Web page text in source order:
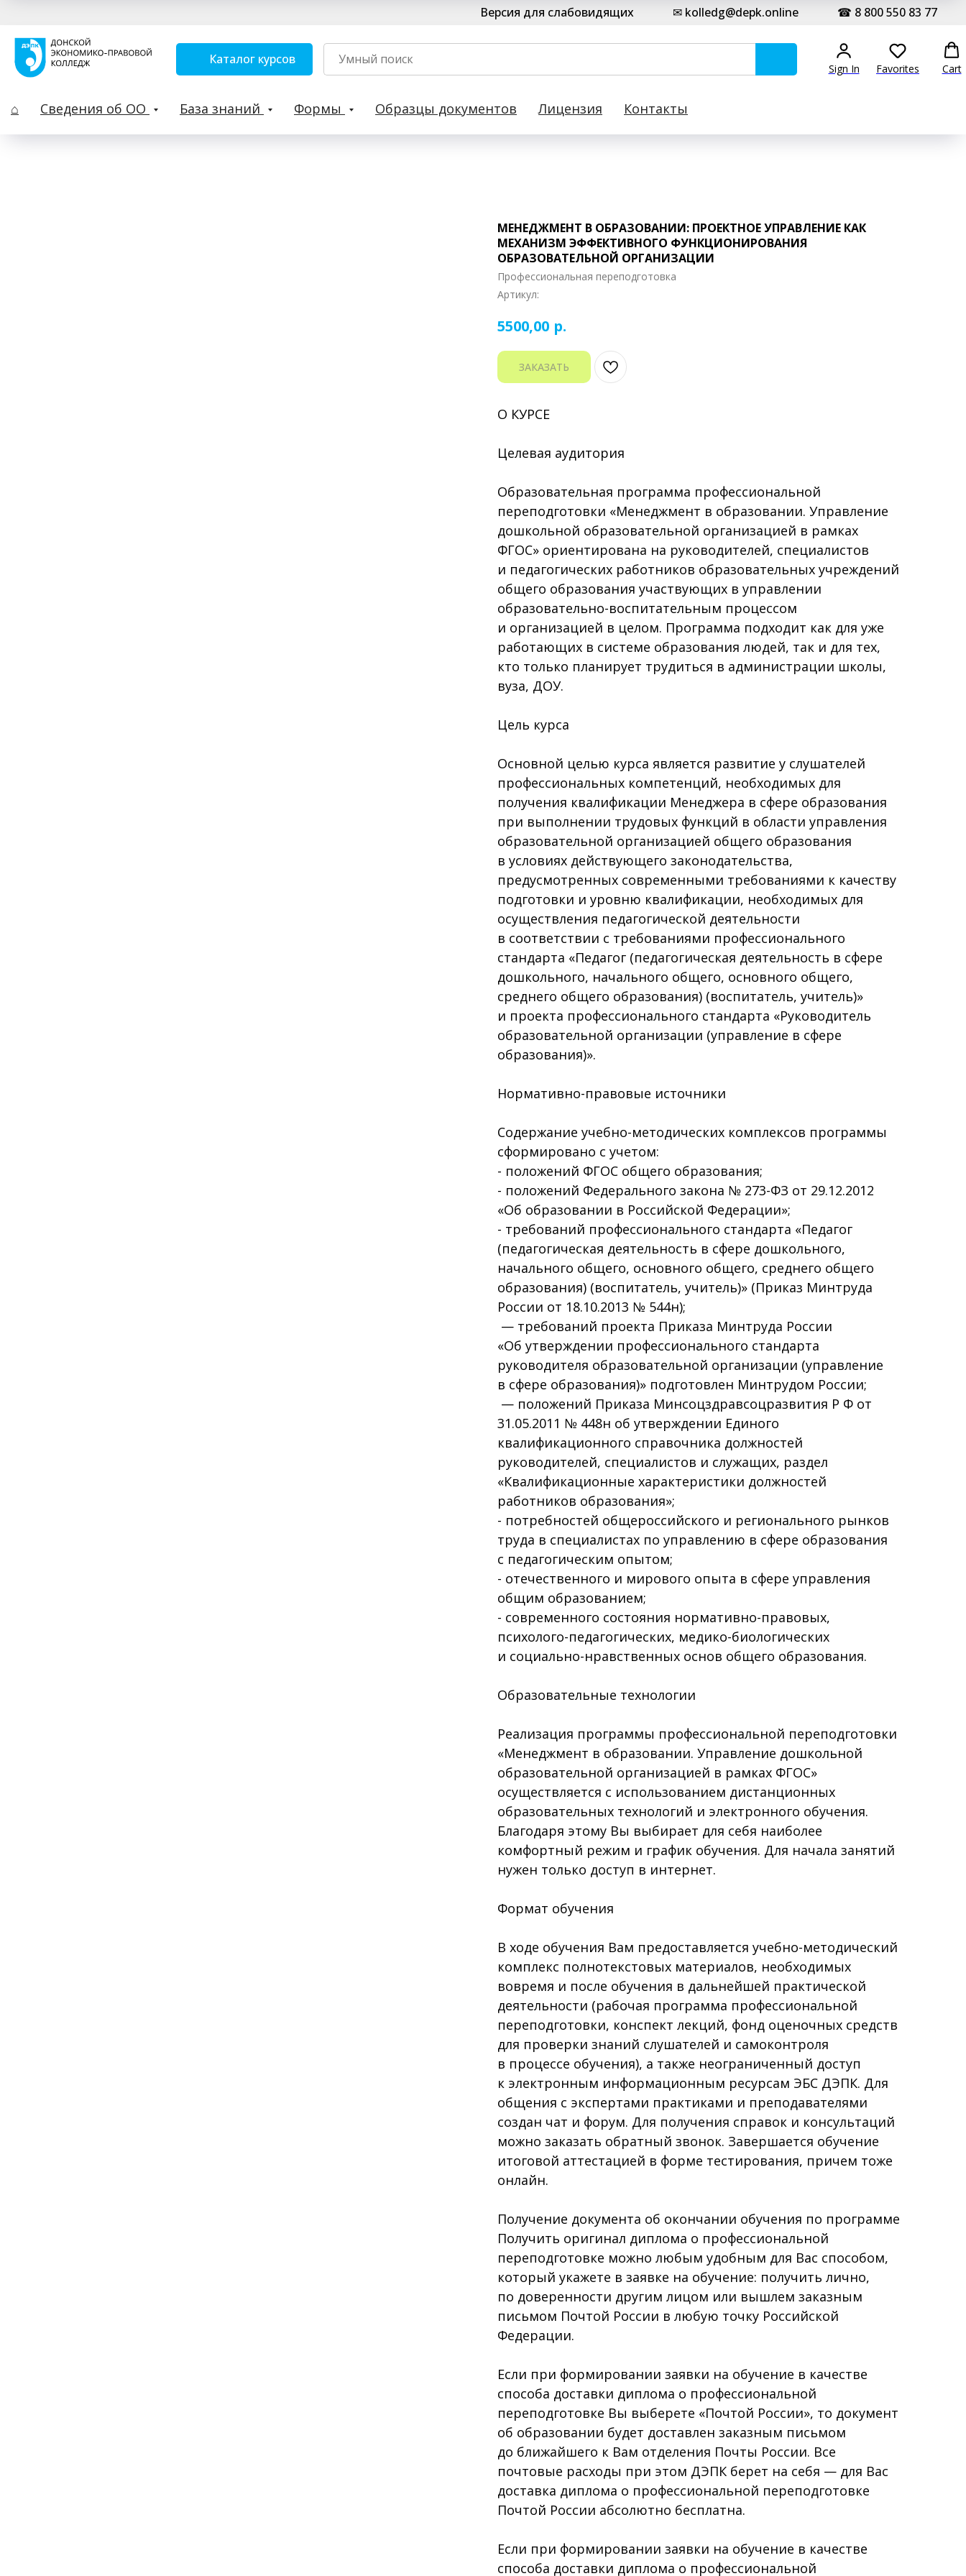
Версия для слабовидящих ✉ kolledg@depk.online ☎ 8 800 550 83 77
Каталог курсов
Sign In Favorites Cart
⌂ Сведения об ОО База знаний Формы Образцы документов Лицензия Контакты
МЕНЕДЖМЕНТ В ОБРАЗОВАНИИ: ПРОЕКТНОЕ УПРАВЛЕНИЕ КАК
МЕХАНИЗМ ЭФФЕКТИВНОГО ФУНКЦИОНИРОВАНИЯ
ОБРАЗОВАТЕЛЬНОЙ ОРГАНИЗАЦИИ
Профессиональная переподготовка
Артикул:
5500,00 р.
ЗАКАЗАТЬ
О КУРСЕ
Целевая аудитория
Образовательная программа профессиональной
переподготовки «Менеджмент в образовании. Управление
дошкольной образовательной организацией в рамках
ФГОС» ориентирована на руководителей, специалистов
и педагогических работников образовательных учреждений
общего образования участвующих в управлении
образовательно-воспитательным процессом
и организацией в целом. Программа подходит как для уже
работающих в системе образования людей, так и для тех,
кто только планирует трудиться в администрации школы,
вуза, ДОУ.
Цель курса
Основной целью курса является развитие у слушателей
профессиональных компетенций, необходимых для
получения квалификации Менеджера в сфере образования
при выполнении трудовых функций в области управления
образовательной организацией общего образования
в условиях действующего законодательства,
предусмотренных современными требованиями к качеству
подготовки и уровню квалификации, необходимых для
осуществления педагогической деятельности
в соответствии с требованиями профессионального
стандарта «Педагог (педагогическая деятельность в сфере
дошкольного, начального общего, основного общего,
среднего общего образования) (воспитатель, учитель)»
и проекта профессионального стандарта «Руководитель
образовательной организации (управление в сфере
образования)».
Нормативно-правовые источники
Содержание учебно-методических комплексов программы
сформировано с учетом:
- положений ФГОС общего образования;
- положений Федерального закона № 273-ФЗ от 29.12.2012
«Об образовании в Российской Федерации»;
- требований профессионального стандарта «Педагог
(педагогическая деятельность в сфере дошкольного,
начального общего, основного общего, среднего общего
образования) (воспитатель, учитель)» (Приказ Минтруда
России от 18.10.2013 № 544н);
— требований проекта Приказа Минтруда России
«Об утверждении профессионального стандарта
руководителя образовательной организации (управление
в сфере образования)» подготовлен Минтрудом России;
— положений Приказа Минсоцздравсоцразвития Р Ф от
31.05.2011 № 448н об утверждении Единого
квалификационного справочника должностей
руководителей, специалистов и служащих, раздел
«Квалификационные характеристики должностей
работников образования»;
- потребностей общероссийского и регионального рынков
труда в специалистах по управлению в сфере образования
с педагогическим опытом;
- отечественного и мирового опыта в сфере управления
общим образованием;
- современного состояния нормативно-правовых,
психолого-педагогических, медико-биологических
и социально-нравственных основ общего образования.
Образовательные технологии
Реализация программы профессиональной переподготовки
«Менеджмент в образовании. Управление дошкольной
образовательной организацией в рамках ФГОС»
осуществляется с использованием дистанционных
образовательных технологий и электронного обучения.
Благодаря этому Вы выбирает для себя наиболее
комфортный режим и график обучения. Для начала занятий
нужен только доступ в интернет.
Формат обучения
В ходе обучения Вам предоставляется учебно-методический
комплекс полнотекстовых материалов, необходимых
вовремя и после обучения в дальнейшей практической
деятельности (рабочая программа профессиональной
переподготовки, конспект лекций, фонд оценочных средств
для проверки знаний слушателей и самоконтроля
в процессе обучения), а также неограниченный доступ
к электронным информационным ресурсам ЭБС ДЭПК. Для
общения с экспертами практиками и преподавателями
создан чат и форум. Для получения справок и консультаций
можно заказать обратный звонок. Завершается обучение
итоговой аттестацией в форме тестирования, причем тоже
онлайн.
Получение документа об окончании обучения по программе
Получить оригинал диплома о профессиональной
переподготовке можно любым удобным для Вас способом,
который укажете в заявке на обучение: получить лично,
по доверенности другим лицом или вышлем заказным
письмом Почтой России в любую точку Российской
Федерации.
Если при формировании заявки на обучение в качестве
способа доставки диплома о профессиональной
переподготовке Вы выберете «Почтой России», то документ
об образовании будет доставлен заказным письмом
до ближайшего к Вам отделения Почты России. Все
почтовые расходы при этом ДЭПК берет на себя — для Вас
доставка диплома о профессиональной переподготовке
Почтой России абсолютно бесплатна.
Если при формировании заявки на обучение в качестве
способа доставки диплома о профессиональной